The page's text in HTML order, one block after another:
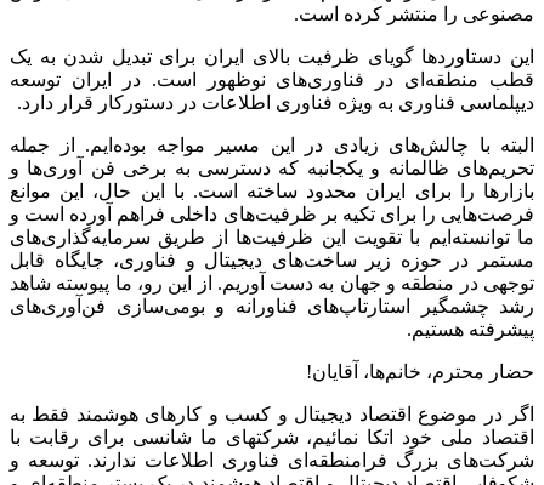
مصنوعی را منتشر کرده است.
این دستاوردها گویای ظرفیت بالای ایران برای تبدیل شدن به یک
قطب منطقه‌ای در فناوری‌های نوظهور است. در ایران توسعه
دیپلماسی فناوری به ویژه فناوری اطلاعات در دستورکار قرار دارد.
البته با چالش‌های زیادی در این مسیر مواجه بوده‌ایم. از جمله
تحریم‌های ظالمانه و یکجانبه که دسترسی به برخی فن آوری‌ها و
بازارها را برای ایران محدود ساخته است. با این حال، این موانع
فرصت‌هایی را برای تکیه بر ظرفیت‌های داخلی فراهم آورده است و
ما توانسته‌ایم با تقویت این ظرفیت‌ها از طریق سرمایه‌گذاری‌های
مستمر در حوزه زیر ساخت‌های دیجیتال و فناوری، جایگاه قابل
توجهی در منطقه و جهان به دست آوریم. از این رو، ما پیوسته شاهد
رشد چشمگیر استارتاپ‌های فناورانه و بومی‌سازی فن‌آوری‌های
پیشرفته هستیم.
حضار محترم، خانم‌ها، آقایان!
اگر در موضوع اقتصاد دیجیتال و کسب و کارهای هوشمند فقط به
اقتصاد ملی خود اتکا نمائیم، شرکتهای ما شانسی برای رقابت با
شرکت‌های بزرگ فرامنطقه‌ای فناوری اطلاعات ندارند. توسعه و